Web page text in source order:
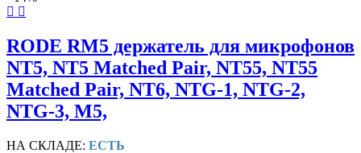
RODE RM5 держатель для микрофонов
NT5, NT5 Matched Pair, NT55, NT55
Matched Pair, NT6, NTG-1, NTG-2,
NTG-3, M5,
НА СКЛАДЕ: ЕСТЬ